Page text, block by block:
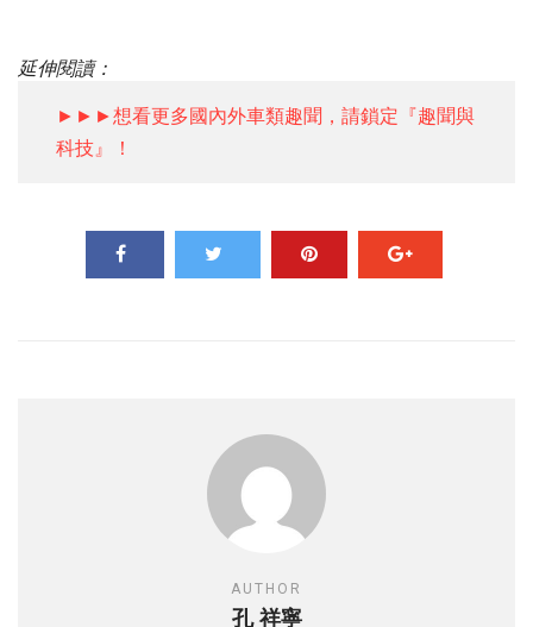
延伸閱讀：
►►►想看更多國內外車類趣聞，請鎖定『趣聞與
科技』！
AUTHOR
孔 祥寧